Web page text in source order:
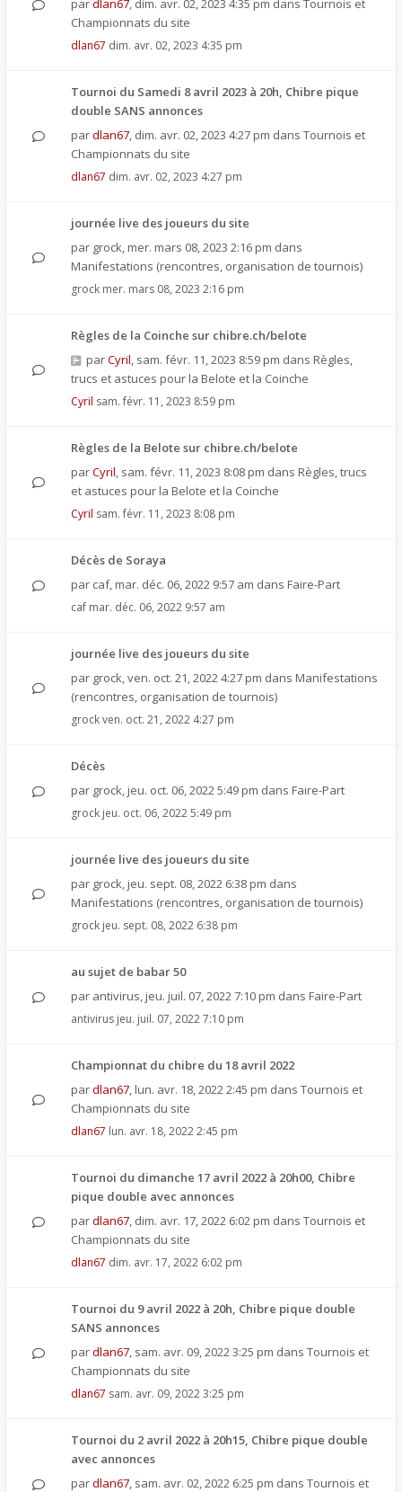
pardlan67, dim. avr. 02, 2023 4:35 pm dans Tournois et
Championnats du site
dlan67 dim. avr. 02, 2023 4:35 pm
Tournoi du Samedi 8 avril 2023 à 20h, Chibre pique
double SANS annonces
pardlan67, dim. avr. 02, 2023 4:27 pm dans Tournois et
Championnats du site
dlan67 dim. avr. 02, 2023 4:27 pm
journée live des joueurs du site
par grock, mer. mars 08, 2023 2:16 pm dans
Manifestations (rencontres, organisation de tournois)
grock mer. mars 08, 2023 2:16 pm
Règles de la Coinche sur chibre.ch/belote
parCyril, sam. févr. 11, 2023 8:59 pm dans Règles,
trucs et astuces pour la Belote et la Coinche
Cyril sam. févr. 11, 2023 8:59 pm
Règles de la Belote sur chibre.ch/belote
parCyril, sam. févr. 11, 2023 8:08 pm dans Règles, trucs
et astuces pour la Belote et la Coinche
Cyril sam. févr. 11, 2023 8:08 pm
Décès de Soraya
par caf, mar. déc. 06, 2022 9:57 am dans Faire-Part
caf mar. déc. 06, 2022 9:57 am
journée live des joueurs du site
par grock,ven. oct. 21, 2022 4:27 pm dans Manifestations
(rencontres, organisation de tournois)
grockven. oct. 21, 2022 4:27 pm
Décès
par grock, jeu. oct. 06, 2022 5:49 pm dans Faire-Part
grock jeu. oct. 06, 2022 5:49 pm
journée live des joueurs du site
par grock, jeu. sept. 08, 2022 6:38 pm dans
Manifestations (rencontres, organisation de tournois)
grock jeu. sept. 08, 2022 6:38 pm
au sujet de babar 50
par antivirus, jeu. juil. 07, 2022 7:10 pm dans Faire-Part
antivirus jeu. juil. 07, 2022 7:10 pm
Championnat du chibre du 18 avril 2022
pardlan67, lun. avr. 18, 2022 2:45 pm dans Tournois et
Championnats du site
dlan67 lun. avr. 18, 2022 2:45 pm
Tournoi du dimanche 17 avril 2022 à 20h00, Chibre
pique double avec annonces
pardlan67, dim. avr. 17, 2022 6:02 pm dans Tournois et
Championnats du site
dlan67 dim. avr. 17, 2022 6:02 pm
Tournoi du 9 avril 2022 à 20h, Chibre pique double
SANS annonces
pardlan67, sam. avr. 09, 2022 3:25 pm dans Tournois et
Championnats du site
dlan67 sam. avr. 09, 2022 3:25 pm
Tournoi du 2 avril 2022 à 20h15, Chibre pique double
avec annonces
pardlan67, sam. avr. 02, 2022 6:25 pm dans Tournois et